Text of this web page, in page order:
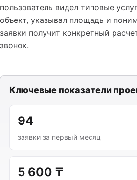
пользователь видел типовые
объект, указывал площадь и
заявки получит конкретный
звонок.
Ключевые показатели
94
заявки за первый месяц
5 600 ₸